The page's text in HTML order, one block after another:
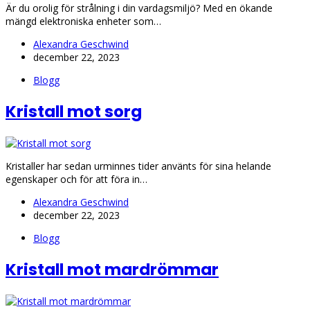
Är du orolig för strålning i din vardagsmiljö? Med en ökande
mängd elektroniska enheter som…
Alexandra Geschwind
december 22, 2023
Blogg
Kristall mot sorg
Kristaller har sedan urminnes tider använts för sina helande
egenskaper och för att föra in…
Alexandra Geschwind
december 22, 2023
Blogg
Kristall mot mardrömmar